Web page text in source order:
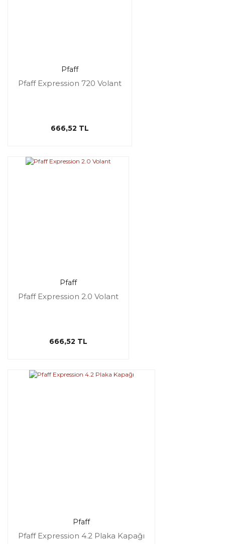
Pfaff
Pfaff Expression 720 Volant
666,52 TL
Pfaff
Pfaff Expression 2.0 Volant
666,52 TL
Pfaff
Pfaff Expression 4.2 Plaka Kapağı